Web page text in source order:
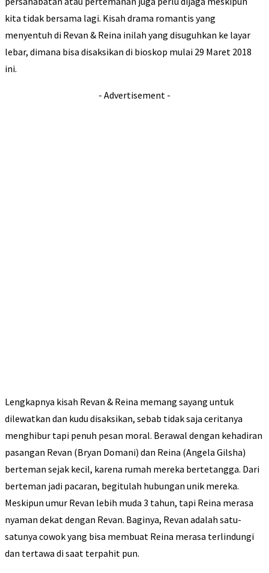
kita tidak bersama lagi. Kisah drama romantis yang
menyentuh di Revan & Reina inilah yang disuguhkan ke layar
lebar, dimana bisa disaksikan di bioskop mulai 29 Maret 2018
ini.
- Advertisement -
Lengkapnya kisah Revan & Reina memang sayang untuk
dilewatkan dan kudu disaksikan, sebab tidak saja ceritanya
menghibur tapi penuh pesan moral. Berawal dengan kehadiran
pasangan Revan (Bryan Domani) dan Reina (Angela Gilsha)
berteman sejak kecil, karena rumah mereka bertetangga. Dari
berteman jadi pacaran, begitulah hubungan unik mereka.
Meskipun umur Revan lebih muda 3 tahun, tapi Reina merasa
nyaman dekat dengan Revan. Baginya, Revan adalah satu-
satunya cowok yang bisa membuat Reina merasa terlindungi
dan tertawa di saat terpahit pun.